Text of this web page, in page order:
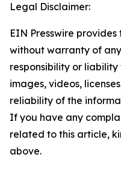
Legal Disclaimer:
EIN Presswire provides
without warranty of
responsibility or
images, videos,
reliability of the
If you have any
related to this article,
above.